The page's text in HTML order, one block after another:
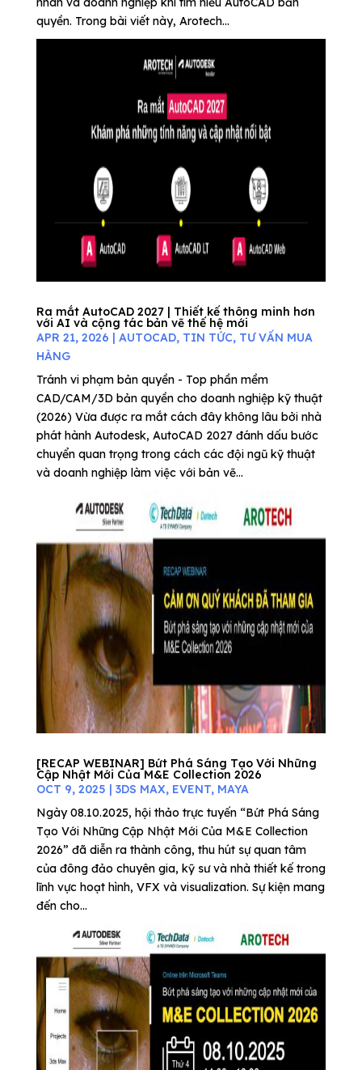
quyền. Trong bài viết này, Arotech...
Ra mắt AutoCAD 2027 | Thiết kế thông minh hơn
với AI và cộng tác bản vẽ thế hệ mới
APR 21, 2026 | AUTOCAD, TIN TỨC, TƯ VẤN MUA
HÀNG
Tránh vi phạm bản quyền - Top phần mềm
CAD/CAM/3D bản quyền cho doanh nghiệp kỹ thuật
(2026) Vừa được ra mắt cách đây không lâu bởi nhà
phát hành Autodesk, AutoCAD 2027 đánh dấu bước
chuyển quan trọng trong cách các đội ngũ kỹ thuật
và doanh nghiệp làm việc với bản vẽ...
[RECAP WEBINAR] Bứt Phá Sáng Tạo Với Những
Cập Nhật Mới Của M&E Collection 2026
OCT 9, 2025 | 3DS MAX, EVENT, MAYA
Ngày 08.10.2025, hội thảo trực tuyến “Bứt Phá Sáng
Tạo Với Những Cập Nhật Mới Của M&E Collection
2026” đã diễn ra thành công, thu hút sự quan tâm
của đông đảo chuyên gia, kỹ sư và nhà thiết kế trong
lĩnh vực hoạt hình, VFX và visualization. Sự kiện mang
đến cho...